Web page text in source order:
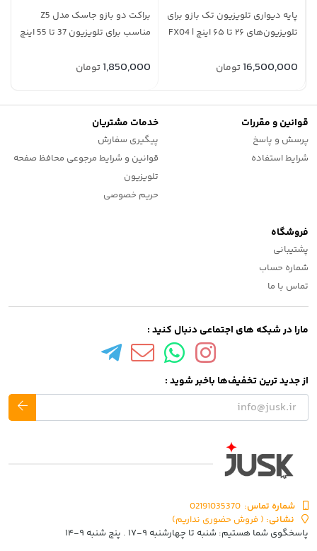
سوالات متداول
وسایل نصب همراه محصول است؟
زمان ارسال چقدر است؟
پایه دیواری تلویزیون تک بازو برای
تلویزیون‌های ۲۶ تا ۶۵ اینچ | FX04
16,500,000تومان
براکت دو بازو جاسک مدل Z5
مناسب برای تلویزیون 37 تا 55 اینچ
1,850,000تومان
قوانین و مقررات
پرسش و پاسخ
شرایط استفاده
خدمات مشتریان
پیگیری سفارش
قوانین و شرایط مرجوعی محافظ صفحه
تلویزیون
حریم خصوصی
فروشگاه
پشتیبانی
شماره حساب
تماس با ما
مارا در شبکه های اجتماعی دنبال کنید :
از جدید ترین تخفیف‌ها باخبر شوید :
شماره تماس‌: 02191035370
نشانی: ( فروش حضوری نداریم)
پاسخگوی شما هستیم: شنبه تا چهارشنبه ۹-۱۷ . پنج شنبه ۹-۱۴